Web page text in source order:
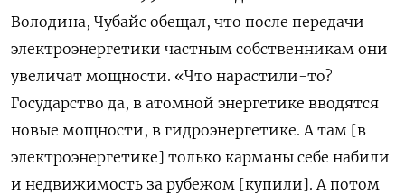
Володина, Чубайс обещал, что после передачи
электроэнергетики частным собственникам они
увеличат мощности. «Что нарастили-то?
Государство да, в атомной энергетике вводятся
новые мощности, в гидроэнергетике. А там [в
электроэнергетике] только карманы себе набили
и недвижимость за рубежом [купили]. А потом